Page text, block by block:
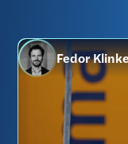
Fedor